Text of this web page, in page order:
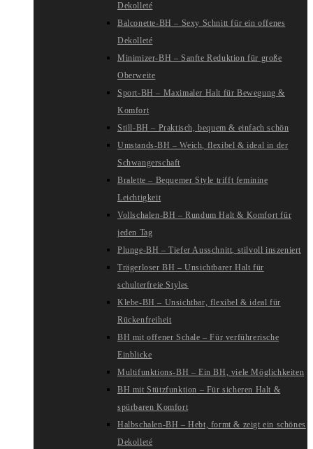
Dekolleté
Balconette-BH – Sexy Schnitt für ein offenes
Dekolleté
Minimizer-BH – Sanfte Reduktion für große
Oberweite
Sport-BH – Maximaler Halt für Bewegung &
Komfort
Still-BH – Praktisch, bequem & einfach schön
Umstands-BH – Weich, flexibel & ideal in der
Schwangerschaft
Bralette – Bequemer Style trifft feminine
Leichtigkeit
Vollschalen-BH – Rundum Halt & Komfort für
jeden Tag
Plunge-BH – Tiefer Ausschnitt, stilvoll inszeniert
Trägerloser BH – Unsichtbarer Halt für
schulterfreie Styles
Klebe-BH – Unsichtbar, flexibel & ideal für
Rückenfreiheit
BH mit offener Schale – Für verführerische
Einblicke
Multifunktions-BH – Ein BH, viele Möglichkeiten
BH mit Stützfunktion – Für sicheren Halt &
spürbaren Komfort
Halbschalen-BH – Hebt, formt & zeigt ein schönes
Dekolleté